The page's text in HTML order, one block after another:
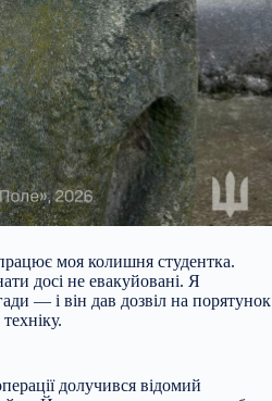
моя колишня студентка.
досі не евакуйовані. Я
— і він дав дозвіл на порятунок
долучився відомий